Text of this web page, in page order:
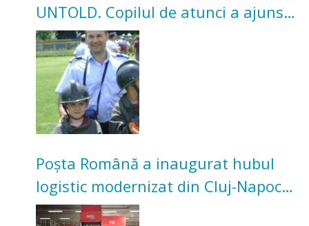
UNTOLD. Copilul de atunci a ajuns
pompier la ISU Cluj
Poșta Română a inaugurat hubul
logistic modernizat din Cluj-Napoca.
Investiție de 3 milioane de euro